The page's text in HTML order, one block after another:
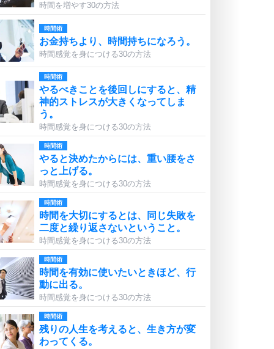
時間を増やす30の方法
時間術
お金持ちより、時間持ちになろう。
時間感覚を身につける30の方法
時間術
やるべきことを後回しにすると、精
神的ストレスが大きくなってしま
う。
時間感覚を身につける30の方法
時間術
やると決めたからには、重い腰をさ
っと上げる。
時間感覚を身につける30の方法
時間術
時間を大切にするとは、同じ失敗を
二度と繰り返さないということ。
時間感覚を身につける30の方法
時間術
時間を有効に使いたいときほど、行
動に出る。
時間感覚を身につける30の方法
時間術
残りの人生を考えると、生き方が変
わってくる。